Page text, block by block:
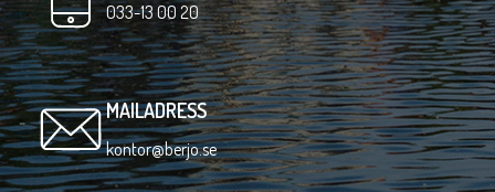
033-13 00 20
MAILADRESS
kontor@berjo.se